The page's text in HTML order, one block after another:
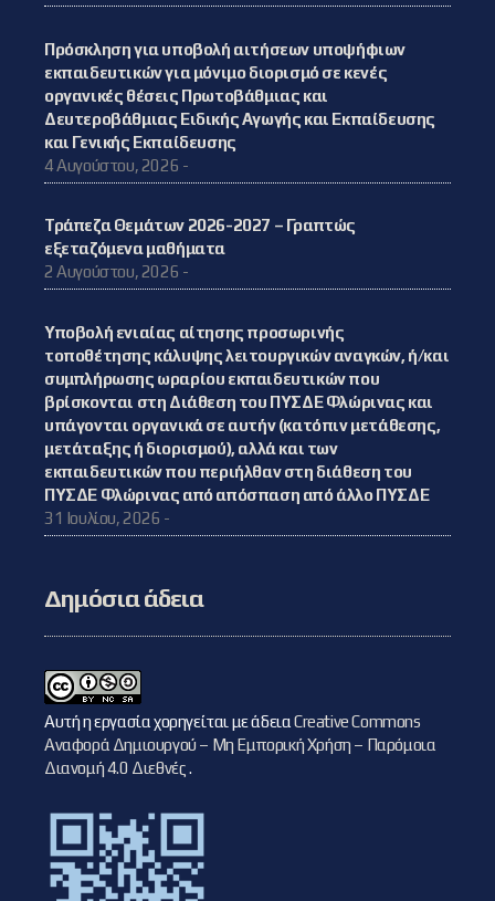
Πρόσκληση για υποβολή αιτήσεων υποψήφιων
εκπαιδευτικών για μόνιμο διορισμό σε κενές
οργανικές θέσεις Πρωτοβάθμιας και
Δευτεροβάθμιας Ειδικής Αγωγής και Εκπαίδευσης
και Γενικής Εκπαίδευσης
4 Αυγούστου, 2026 -
Τράπεζα Θεμάτων 2026-2027 – Γραπτώς
εξεταζόμενα μαθήματα
2 Αυγούστου, 2026 -
Υποβολή ενιαίας αίτησης προσωρινής
τοποθέτησης κάλυψης λειτουργικών αναγκών, ή/και
συμπλήρωσης ωραρίου εκπαιδευτικών που
βρίσκονται στη Διάθεση του ΠΥΣΔΕ Φλώρινας και
υπάγονται οργανικά σε αυτήν (κατόπιν μετάθεσης,
μετάταξης ή διορισμού), αλλά και των
εκπαιδευτικών που περιήλθαν στη διάθεση του
ΠΥΣΔΕ Φλώρινας από απόσπαση από άλλο ΠΥΣΔΕ
31 Ιουλίου, 2026 -
Δημόσια άδεια
Αυτή η εργασία χορηγείται με άδειαCreative Commons
Αναφορά Δημιουργού – Μη Εμπορική Χρήση – Παρόμοια
Διανομή 4.0 Διεθνές.